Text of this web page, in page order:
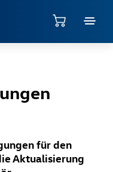
für den
Aktualisierung